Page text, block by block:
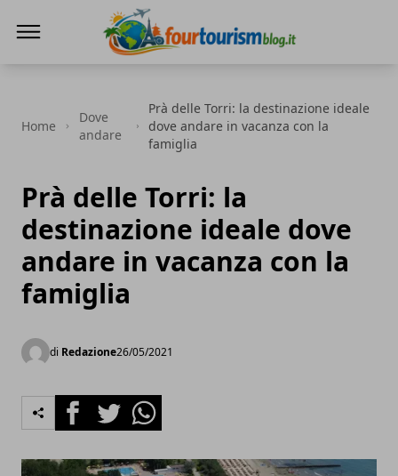
Home
Dove
andare
Prà delle Torri: la destinazione ideale
dove andare in vacanza con la
famiglia
Prà delle Torri: la
destinazione ideale dove
andare in vacanza con la
famiglia
di Redazione26/05/2021
FacebookTwitterWhatsapp